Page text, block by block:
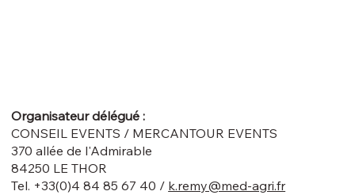
Organisateur délégué :
CONSEIL EVENTS / MERCANTOUR EVENTS
370 allée de l'Admirable
84250 LE THOR
Tel. +33(0)4 84 85 67 40 / k.remy@med-agri.fr